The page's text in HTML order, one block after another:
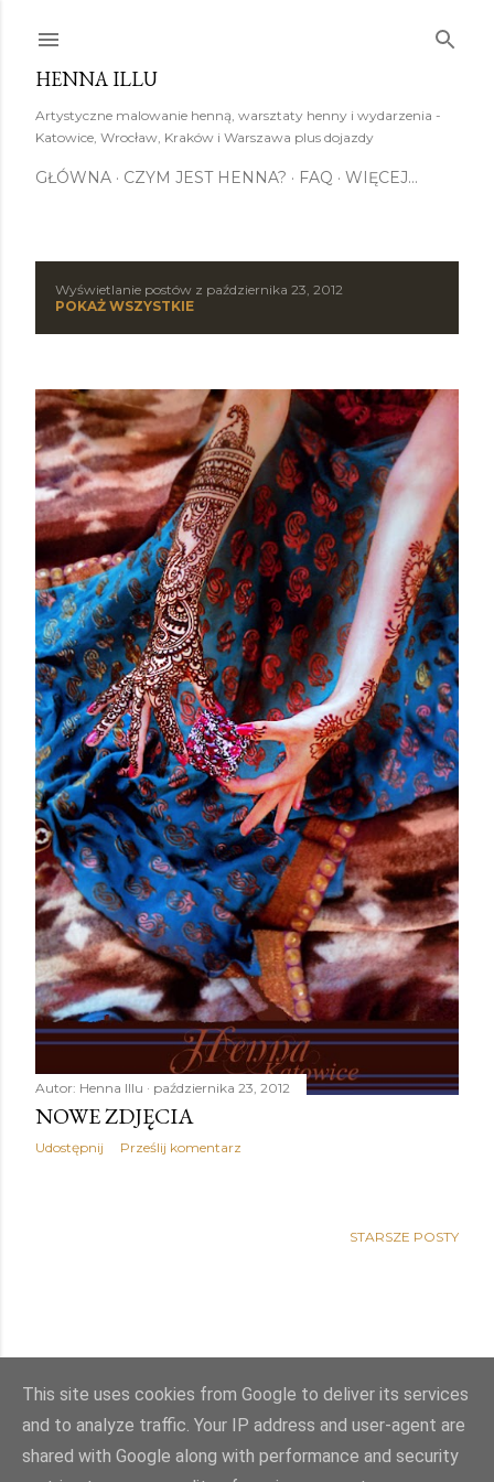
HENNA ILLU
Artystyczne malowanie henną, warsztaty henny i wydarzenia -
Katowice, Wrocław, Kraków i Warszawa plus dojazdy
GŁÓWNA CZYM JEST HENNA? FAQ WIĘCEJ…
s
t
y
Wyświetlanie postów z października 23, 2012
POKAŻ WSZYSTKIE
Autor: Henna Illu października 23, 2012
NOWE ZDJĘCIA
Udostępnij Prześlij komentarz
STARSZE POSTY
This site uses cookies from Google to deliver its services
and to analyze traffic. Your IP address and user-agent are
shared with Google along with performance and security